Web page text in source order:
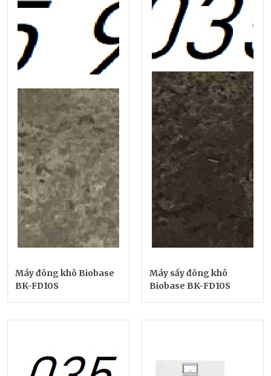
Máy đông khô Biobase
BK-FD10S
Máy sấy đông khô
Biobase BK-FD10S